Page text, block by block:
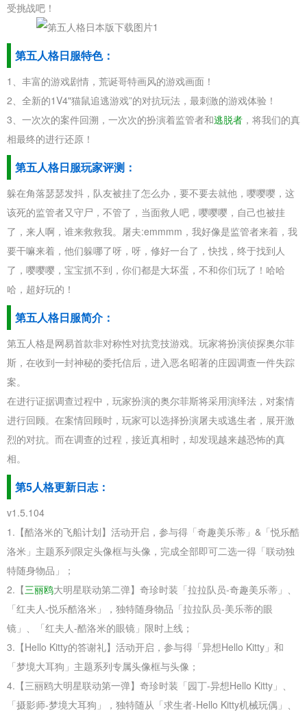
受挑战吧！
第五人格日服特色：
1、丰富的游戏剧情，荒诞哥特画风的游戏画面！
2、全新的1V4"猫鼠追逃游戏”的对抗玩法，最刺激的游戏体验！
3、一次次的案件回溯，一次次的扮演着监管者和逃脱者 ，将我们的真
相最终的进行还原！
第五人格日服玩家评测：
躲在角落瑟瑟发抖，队友被挂了怎么办，要不要去就他，嘤嘤嘤，这
该死的监管者又守尸，不管了，当面救人吧，嘤嘤嘤，自己也被挂
了，来人啊，谁来救救我。屠夫:emmmm，我好像是监管者来着，我
要干嘛来着，他们躲哪了呀，呀，修好一台了，快找，终于找到人
了，嘤嘤嘤，宝宝抓不到，你们都是大坏蛋，不和你们玩了！哈哈
哈，超好玩的！
第五人格日服简介：
第五人格是网易首款非对称性对抗竞技游戏。玩家将扮演侦探奥尔菲
斯，在收到一封神秘的委托信后，进入恶名昭著的庄园调查一件失踪
案。
在进行证据调查过程中，玩家扮演的奥尔菲斯将采用演绎法，对案情
进行回顾。在案情回顾时，玩家可以选择扮演屠夫或逃生者，展开激
烈的对抗。而在调查的过程，接近真相时，却发现越来越恐怖的真
相。
第5人格更新日志：
v1.5.104
1.【酷洛米的飞船计划】活动开启，参与得「奇趣美乐蒂」&「悦乐酷
洛米」主题系列限定头像框与头像，完成全部即可二选一得「联动独
特随身物品」；
2.【三丽鸥大明星联动第二弹】奇珍时装「拉拉队员-奇趣美乐蒂」、
「红夫人-悦乐酷洛米」，独特随身物品「拉拉队员-美乐蒂的眼
镜」、「红夫人-酷洛米的眼镜」限时上线；
3.【Hello Kitty的答谢礼】活动开启，参与得「异想Hello Kitty」和
「梦境大耳狗」主题系列专属头像框与头像；
4.【三丽鸥大明星联动第一弹】奇珍时装「园丁-异想Hello Kitty」、
「摄影师-梦境大耳狗」，独特随从「求生者-Hello Kitty机械玩偶」、